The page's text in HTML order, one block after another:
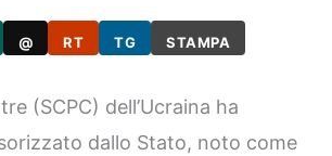
@ RT TG STAMPA
(SCPC) dell’Ucraina ha
dallo Stato, noto come